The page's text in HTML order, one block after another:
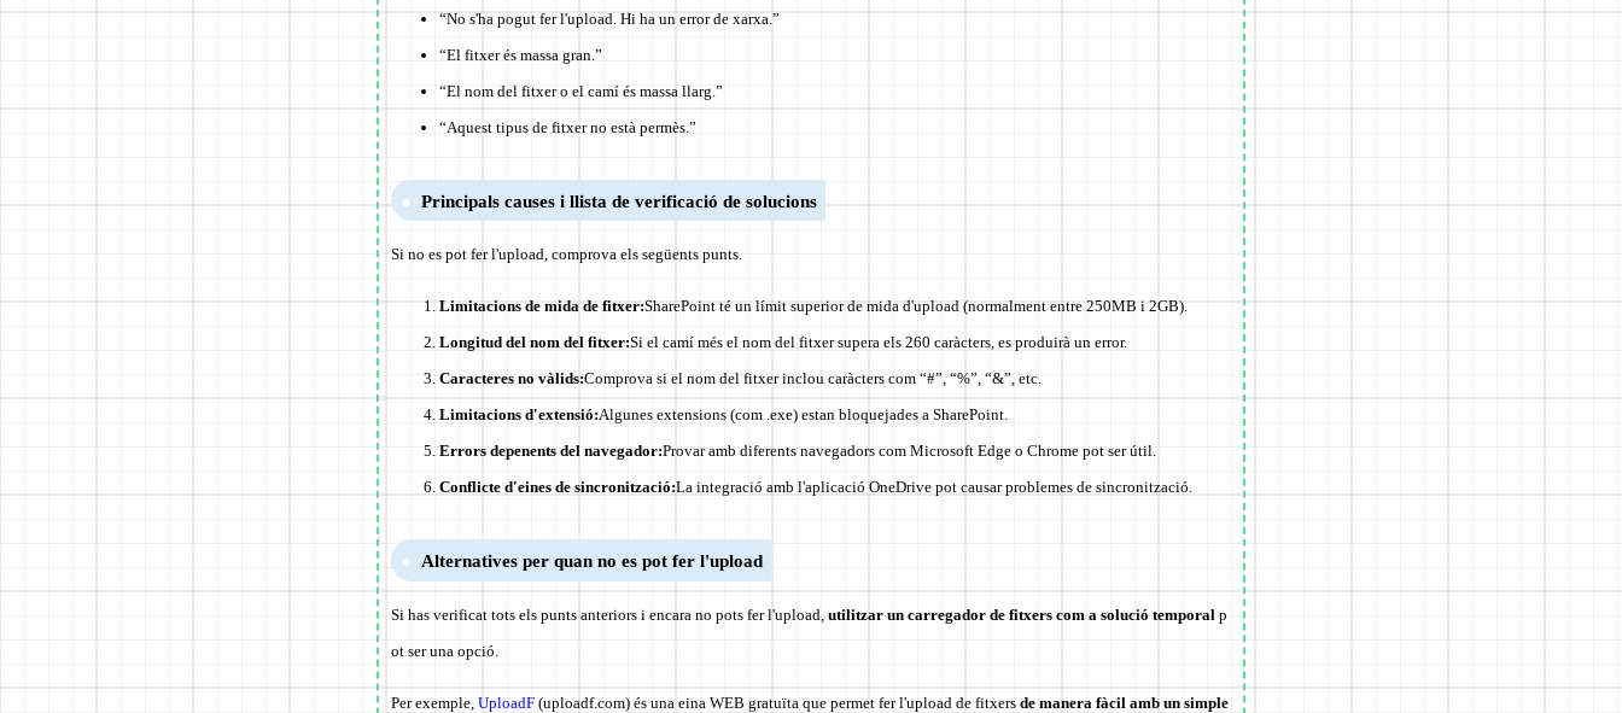
“No s'ha pogut fer l'upload. Hi ha un error de xarxa.”
“El fitxer és massa gran.”
“El nom del fitxer o el camí és massa llarg.”
“Aquest tipus de fitxer no està permès.”
Principals causes i llista de verificació de solucions
Si no es pot fer l'upload, comprova els següents punts.
Limitacions de mida de fitxer:SharePoint té un límit superior de mida d'upload (normalment entre 250MB i 2GB).
Longitud del nom del fitxer:Si el camí més el nom del fitxer supera els 260 caràcters, es produirà un error.
Caracteres no vàlids:Comprova si el nom del fitxer inclou caràcters com “#”, “%”, “&”, etc.
Limitacions d'extensió:Algunes extensions (com .exe) estan bloquejades a SharePoint.
Errors depenents del navegador:Provar amb diferents navegadors com Microsoft Edge o Chrome pot ser útil.
Conflicte d'eines de sincronització:La integració amb l'aplicació OneDrive pot causar problemes de sincronització.
Alternatives per quan no es pot fer l'upload
Si has verificat tots els punts anteriors i encara no pots fer l'upload, utilitzar un carregador de fitxers com a solució temporal p
ot ser una opció.
Per exemple, UploadF (uploadf.com) és una eina WEB gratuïta que permet fer l'upload de fitxers de manera fàcil amb un simple